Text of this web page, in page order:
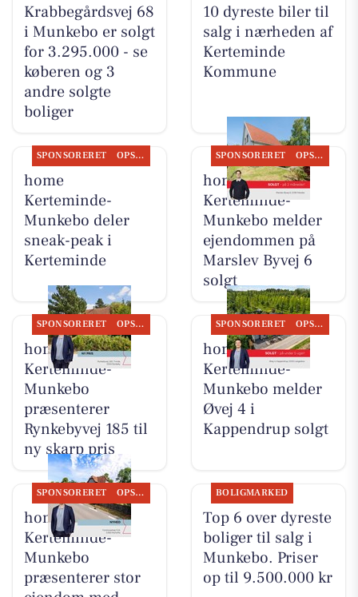
Krabbegårdsvej 68
i Munkebo er solgt
for 3.295.000 - se
køberen og 3
andre solgte
boliger
10 dyreste biler til
salg i nærheden af
Kerteminde
Kommune
SPONSORERET OPSLAGSTAVLEN
home
Kerteminde-
Munkebo deler
sneak-peak i
Kerteminde
SPONSORERET OPSLAGSTAVLEN
home
Kerteminde-
Munkebo melder
ejendommen på
Marslev Byvej 6
solgt
SPONSORERET OPSLAGSTAVLEN
home
Kerteminde-
Munkebo
præsenterer
Rynkebyvej 185 til
ny skarp pris
SPONSORERET OPSLAGSTAVLEN
home
Kerteminde-
Munkebo melder
Øvej 4 i
Kappendrup solgt
SPONSORERET OPSLAGSTAVLEN
home
Kerteminde-
Munkebo
præsenterer stor
BOLIGMARKED
Top 6 over dyreste
boliger til salg i
Munkebo. Priser
op til 9.500.000 kr